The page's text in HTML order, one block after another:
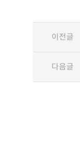
이전글
다음글